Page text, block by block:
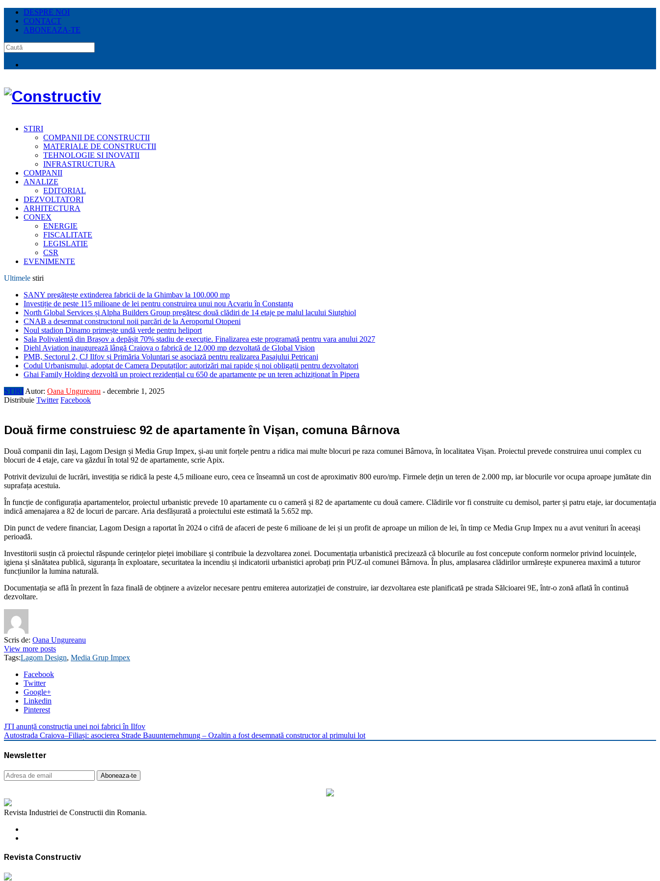
DESPRE NOI
CONTACT
ABONEAZA-TE
STIRI
COMPANII DE CONSTRUCTII
MATERIALE DE CONSTRUCTII
TEHNOLOGIE SI INOVATII
INFRASTRUCTURA
COMPANII
ANALIZE
EDITORIAL
DEZVOLTATORI
ARHITECTURA
CONEX
ENERGIE
FISCALITATE
LEGISLATIE
CSR
EVENIMENTE
Ultimele stiri
SANY pregătește extinderea fabricii de la Ghimbav la 100.000 mp
Investiție de peste 115 milioane de lei pentru construirea unui nou Acvariu în Constanța
North Global Services și Alpha Builders Group pregătesc două clădiri de 14 etaje pe malul lacului Siutghiol
CNAB a desemnat constructorul noii parcări de la Aeroportul Otopeni
Noul stadion Dinamo primește undă verde pentru heliport
Sala Polivalentă din Brașov a depășit 70% stadiu de execuție. Finalizarea este programată pentru vara anului 2027
Diehl Aviation inaugurează lângă Craiova o fabrică de 12.000 mp dezvoltată de Global Vision
PMB, Sectorul 2, CJ Ilfov și Primăria Voluntari se asociază pentru realizarea Pasajului Petricani
Codul Urbanismului, adoptat de Camera Deputaților: autorizări mai rapide și noi obligații pentru dezvoltatori
Ghai Family Holding dezvoltă un proiect rezidențial cu 650 de apartamente pe un teren achiziționat în Pipera
STIRI Autor: Oana Ungureanu - decembrie 1, 2025
Distribuie Twitter Facebook
Două firme construiesc 92 de apartamente în Vișan, comuna Bârnova
Două companii din Iași, Lagom Design și Media Grup Impex, și-au unit forțele pentru a ridica mai multe blocuri pe raza comunei Bârnova, în localitatea Vișan. Proiectul prevede construirea unui complex cu
blocuri de 4 etaje, care va găzdui în total 92 de apartamente, scrie Apix.
Potrivit devizului de lucrări, investiția se ridică la peste 4,5 milioane euro, ceea ce înseamnă un cost de aproximativ 800 euro/mp. Firmele dețin un teren de 2.000 mp, iar blocurile vor ocupa aproape jumătate din
suprafața acestuia.
În funcție de configurația apartamentelor, proiectul urbanistic prevede 10 apartamente cu o cameră și 82 de apartamente cu două camere. Clădirile vor fi construite cu demisol, parter și patru etaje, iar documentația
indică amenajarea a 82 de locuri de parcare. Aria desfășurată a proiectului este estimată la 5.652 mp.
Din punct de vedere financiar, Lagom Design a raportat în 2024 o cifră de afaceri de peste 6 milioane de lei și un profit de aproape un milion de lei, în timp ce Media Grup Impex nu a avut venituri în aceeași
perioadă.
Investitorii susțin că proiectul răspunde cerințelor pieței imobiliare și contribuie la dezvoltarea zonei. Documentația urbanistică precizează că blocurile au fost concepute conform normelor privind locuințele,
igiena și sănătatea publică, siguranța în exploatare, securitatea la incendiu și indicatorii urbanistici aprobați prin PUZ-ul comunei Bârnova. În plus, amplasarea clădirilor urmărește expunerea maximă a tuturor
funcțiunilor la lumina naturală.
Documentația se află în prezent în faza finală de obținere a avizelor necesare pentru emiterea autorizației de construire, iar dezvoltarea este planificată pe strada Sălcioarei 9E, într-o zonă aflată în continuă
dezvoltare.
Scris de: Oana Ungureanu
View more posts
Tags:Lagom Design, Media Grup Impex
Facebook
Twitter
Google+
Linkedin
Pinterest
JTI anunță construcția unei noi fabrici în Ilfov
Autostrada Craiova–Filiași: asocierea Strade Bauunternehmung – Ozaltin a fost desemnată constructor al primului lot
Newsletter
Revista Industriei de Constructii din Romania.
Revista Constructiv